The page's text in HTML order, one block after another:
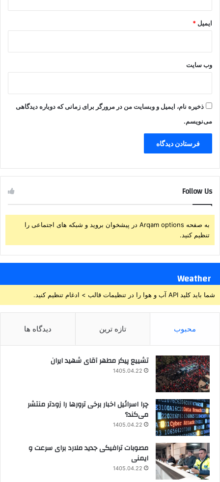
ایمیل *
وب‌ سایت
ذخیره نام، ایمیل و وبسایت من در مرورگر برای زمانی که دوباره دیدگاهی
می‌نویسم.
Follow Us
به صفحه Arqam options در پیشخوان بروید و شبکه های اجتماعی را
تنظیم کنید.
Weather
شما باید کلید API آب و هوا را در تنظیمات قالب > ادغام تنظیم کنید.
محبوب تازه ترین دیدگاه ها
تشییع پیکر مطهر آقای شهید ایران
1405.04.22
چرا اسرائیل اخبار برخی ترورها را زودتر منتشر
می‌کند؟
1405.04.22
مصوبات ترافیکی جدید ملارد برای سرعت و
ایمنی
1405.04.22